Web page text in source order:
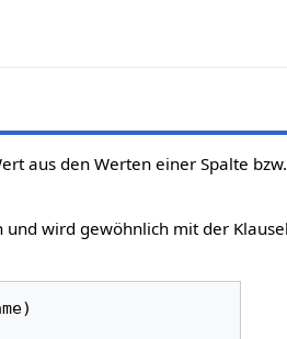
aus den Werten einer Spalte
wird gewöhnlich mit der